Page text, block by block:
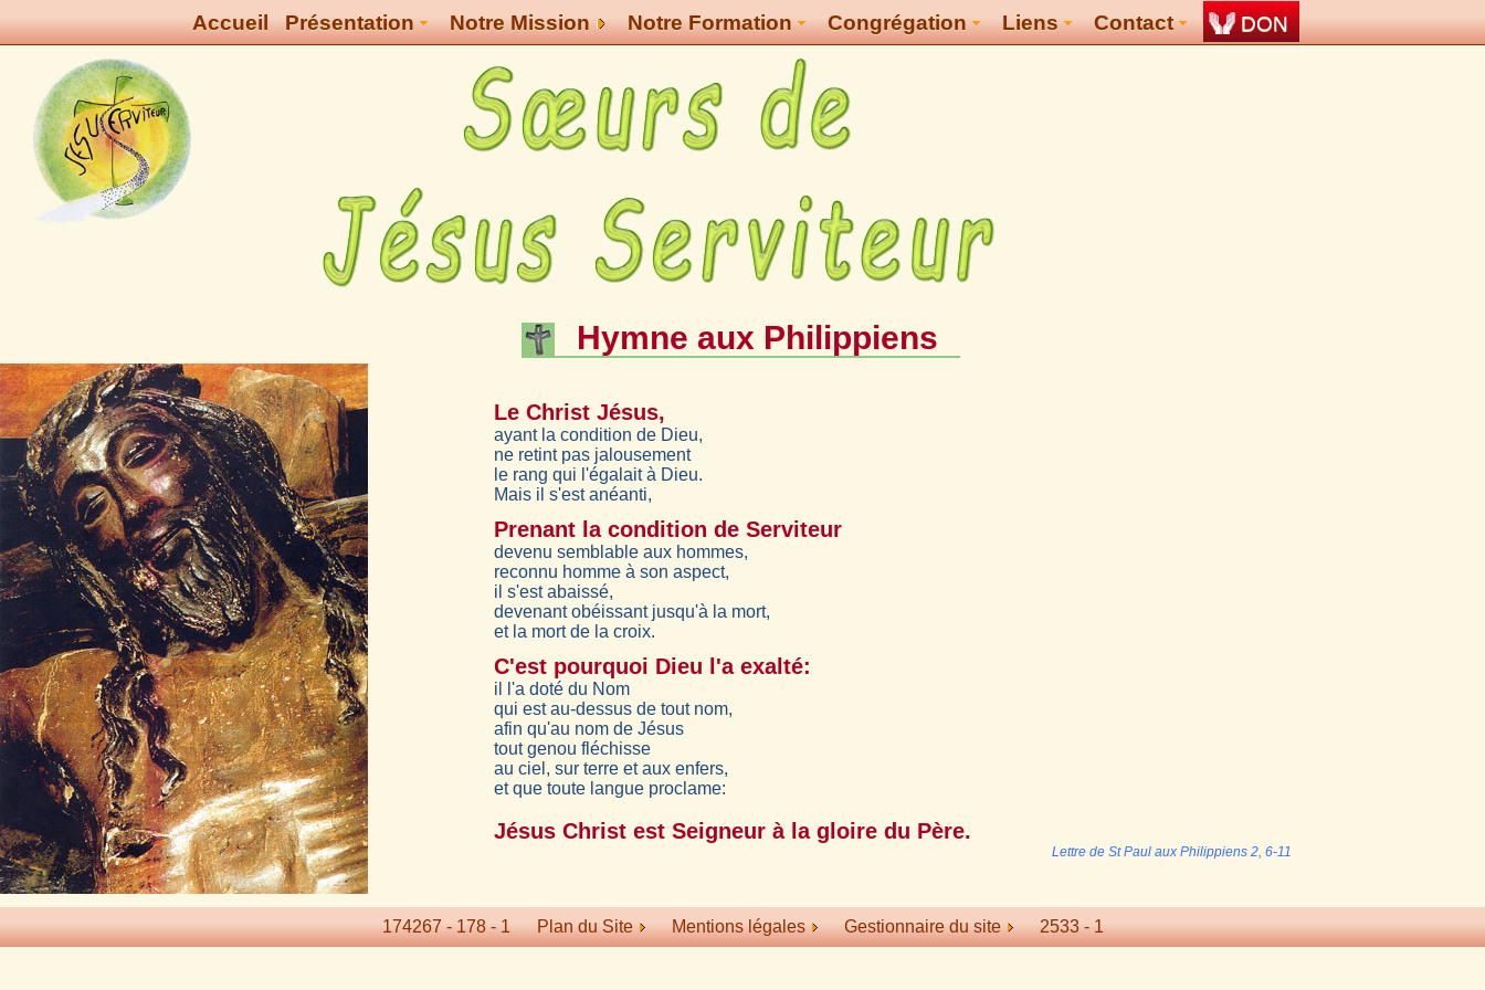
Accueil Présentation Notre Mission Notre Formation Congrégation Liens Contact DON
Hymne aux Philippiens
Le Christ Jésus,
ayant la condition de Dieu,
ne retint pas jalousement
le rang qui l'égalait à Dieu.
Mais il s'est anéanti,
Prenant la condition de Serviteur
devenu semblable aux hommes,
reconnu homme à son aspect,
il s'est abaissé,
devenant obéissant jusqu'à la mort,
et la mort de la croix.
C'est pourquoi Dieu l'a exalté:
il l'a doté du Nom
qui est au-dessus de tout nom,
afin qu'au nom de Jésus
tout genou fléchisse
au ciel, sur terre et aux enfers,
et que toute langue proclame:
Jésus Christ est Seigneur à la gloire du Père.
Lettre de St Paul aux Philippiens 2, 6-11
174267 - 178 - 1 Plan du Site Mentions légales Gestionnaire du site 2533 -1